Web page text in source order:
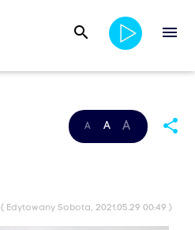
search menu
A A A share
( Edytowany Sobota, 2021.05.29 00:49 )